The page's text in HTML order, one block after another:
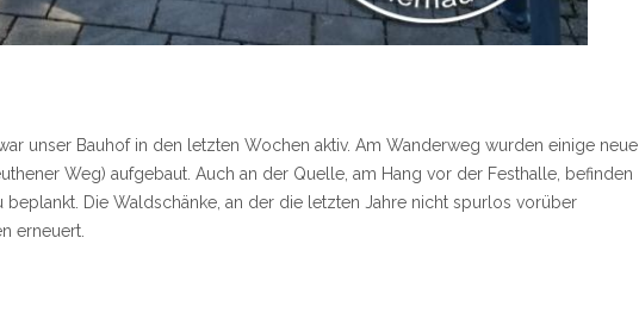
unser Bauhof in den letzten Wochen aktiv. Am Wanderweg wurden einige neue
Weg) aufgebaut. Auch an der Quelle, am Hang vor der Festhalle, befinden
Die Waldschänke, an der die letzten Jahre nicht spurlos vorüber
erneuert.